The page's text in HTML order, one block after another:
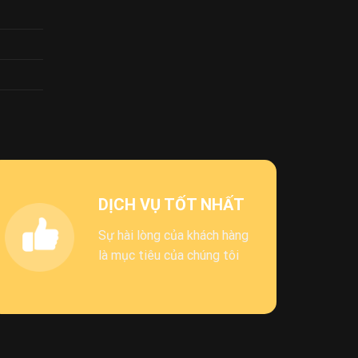
DỊCH VỤ TỐT NHẤT
Sự hài lòng của khách hàng
là mục tiêu của chúng tôi